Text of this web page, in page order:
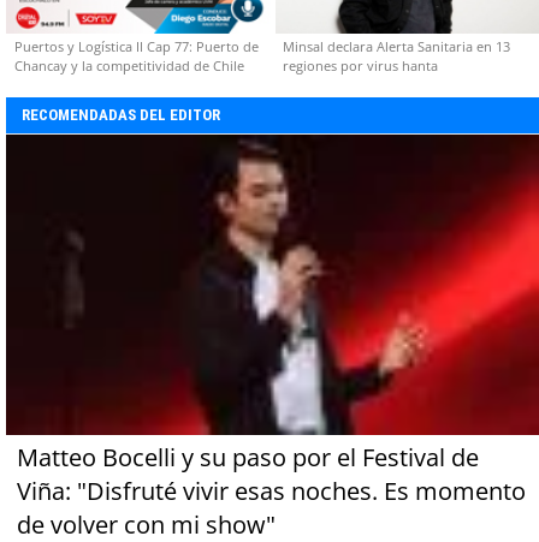
Puertos y Logística II Cap 77: Puerto de
Chancay y la competitividad de Chile
Minsal declara Alerta Sanitaria en 13
regiones por virus hanta
RECOMENDADAS DEL EDITOR
Matteo Bocelli y su paso por el Festival de
Viña: "Disfruté vivir esas noches. Es momento
de volver con mi show"